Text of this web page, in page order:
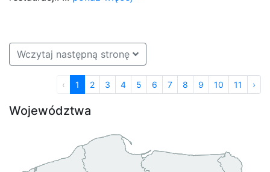
Wczytaj następną stronę
‹ 1 2 3 4 5 6 7 8 9 10 11 ›
Województwa